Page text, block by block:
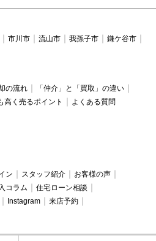
市川市 流山市 我孫子市
鎌ケ谷市
の流れ
「仲介」と「買取」の違い
高く売るポイント よくある質問
ン スタッフ紹介
お客様の声
コラム
住宅ローン相談
Instagram
来店予約